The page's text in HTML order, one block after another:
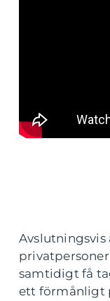
samtidigt få
ett förmånligt